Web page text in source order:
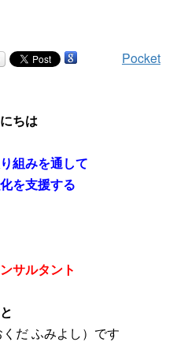
Pocket
ちは
組みを通して
を支援する
サルタント
だ ふみよし）です